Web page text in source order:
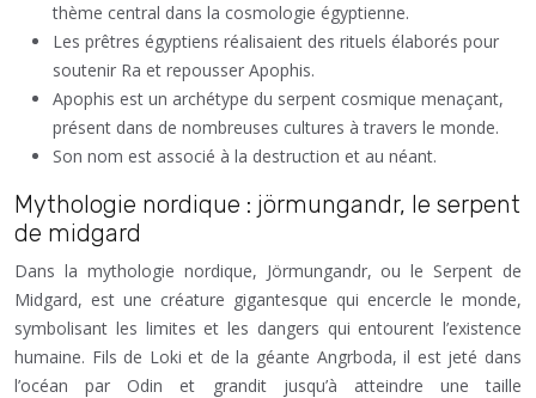
thème central dans la cosmologie égyptienne.
Les prêtres égyptiens réalisaient des rituels élaborés pour
soutenir Ra et repousser Apophis.
Apophis est un archétype du serpent cosmique menaçant,
présent dans de nombreuses cultures à travers le monde.
Son nom est associé à la destruction et au néant.
Mythologie nordique : jörmungandr, le serpent
de midgard
Dans la mythologie nordique, Jörmungandr, ou le Serpent de
Midgard, est une créature gigantesque qui encercle le monde,
symbolisant les limites et les dangers qui entourent l’existence
humaine. Fils de Loki et de la géante Angrboda, il est jeté dans
l’océan par Odin et grandit jusqu’à atteindre une taille